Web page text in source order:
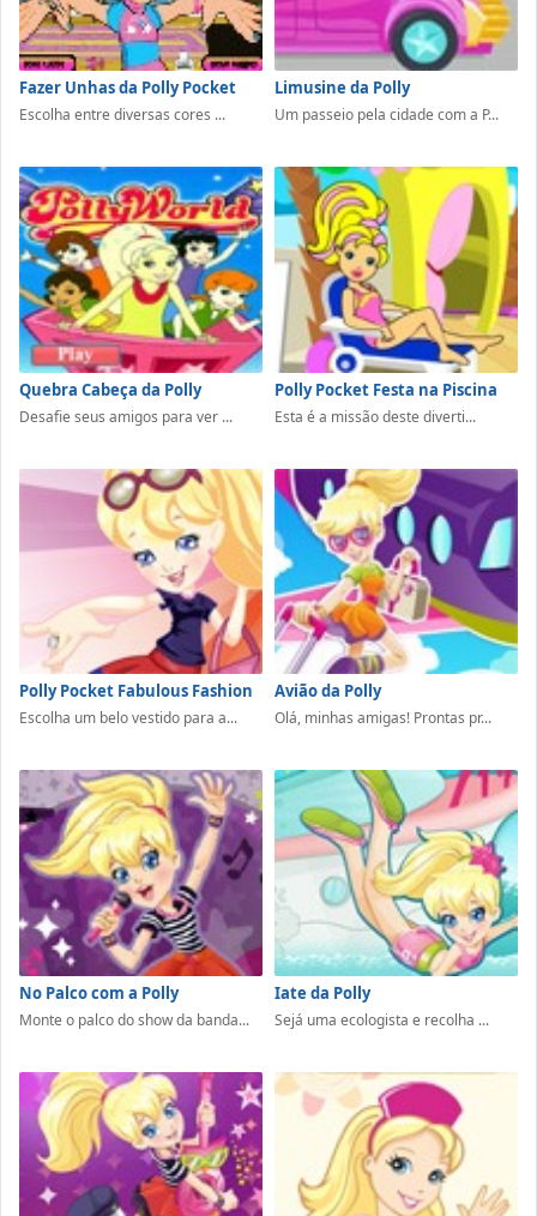
Fazer Unhas da Polly Pocket
Escolha entre diversas cores ...
Limusine da Polly
Um passeio pela cidade com a P...
Quebra Cabeça da Polly
Desafie seus amigos para ver ...
Polly Pocket Festa na Piscina
Esta é a missão deste diverti...
Polly Pocket Fabulous Fashion
Escolha um belo vestido para a...
Avião da Polly
Olá, minhas amigas! Prontas pr...
No Palco com a Polly
Monte o palco do show da banda...
Iate da Polly
Sejá uma ecologista e recolha ...